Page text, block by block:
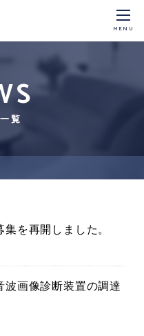
MENU
覧
を再開しました。
画像診断装置の調達